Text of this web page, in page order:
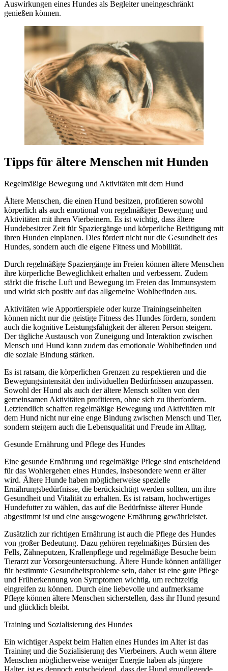
Auswirkungen eines Hundes als Begleiter uneingeschränkt
genießen können.
Tipps für ältere Menschen mit Hunden
Regelmäßige Bewegung und Aktivitäten mit dem Hund
Ältere Menschen, die einen Hund besitzen, profitieren sowohl
körperlich als auch emotional von regelmäßiger Bewegung und
Aktivitäten mit ihren Vierbeinern. Es ist wichtig, dass ältere
Hundebesitzer Zeit für Spaziergänge und körperliche Betätigung mit
ihren Hunden einplanen. Dies fördert nicht nur die Gesundheit des
Hundes, sondern auch die eigene Fitness und Mobilität.
Durch regelmäßige Spaziergänge im Freien können ältere Menschen
ihre körperliche Beweglichkeit erhalten und verbessern. Zudem
stärkt die frische Luft und Bewegung im Freien das Immunsystem
und wirkt sich positiv auf das allgemeine Wohlbefinden aus.
Aktivitäten wie Apportierspiele oder kurze Trainingseinheiten
können nicht nur die geistige Fitness des Hundes fördern, sondern
auch die kognitive Leistungsfähigkeit der älteren Person steigern.
Der tägliche Austausch von Zuneigung und Interaktion zwischen
Mensch und Hund kann zudem das emotionale Wohlbefinden und
die soziale Bindung stärken.
Es ist ratsam, die körperlichen Grenzen zu respektieren und die
Bewegungsintensität den individuellen Bedürfnissen anzupassen.
Sowohl der Hund als auch der ältere Mensch sollten von den
gemeinsamen Aktivitäten profitieren, ohne sich zu überfordern.
Letztendlich schaffen regelmäßige Bewegung und Aktivitäten mit
dem Hund nicht nur eine enge Bindung zwischen Mensch und Tier,
sondern steigern auch die Lebensqualität und Freude im Alltag.
Gesunde Ernährung und Pflege des Hundes
Eine gesunde Ernährung und regelmäßige Pflege sind entscheidend
für das Wohlergehen eines Hundes, insbesondere wenn er älter
wird. Ältere Hunde haben möglicherweise spezielle
Ernährungsbedürfnisse, die berücksichtigt werden sollten, um ihre
Gesundheit und Vitalität zu erhalten. Es ist ratsam, hochwertiges
Hundefutter zu wählen, das auf die Bedürfnisse älterer Hunde
abgestimmt ist und eine ausgewogene Ernährung gewährleistet.
Zusätzlich zur richtigen Ernährung ist auch die Pflege des Hundes
von großer Bedeutung. Dazu gehören regelmäßiges Bürsten des
Fells, Zähneputzen, Krallenpflege und regelmäßige Besuche beim
Tierarzt zur Vorsorgeuntersuchung. Ältere Hunde können anfälliger
für bestimmte Gesundheitsprobleme sein, daher ist eine gute Pflege
und Früherkennung von Symptomen wichtig, um rechtzeitig
eingreifen zu können. Durch eine liebevolle und aufmerksame
Pflege können ältere Menschen sicherstellen, dass ihr Hund gesund
und glücklich bleibt.
Training und Sozialisierung des Hundes
Ein wichtiger Aspekt beim Halten eines Hundes im Alter ist das
Training und die Sozialisierung des Vierbeiners. Auch wenn ältere
Menschen möglicherweise weniger Energie haben als jüngere
Halter, ist es dennoch entscheidend, dass der Hund grundlegende